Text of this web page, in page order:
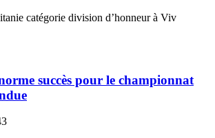
catégorie division d’honneur à Viv
succès pour le championnat